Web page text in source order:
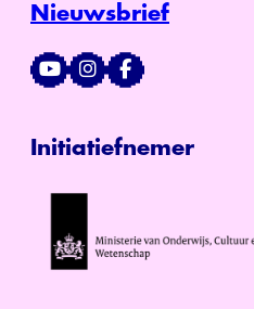
Nieuwsbrief
Initiatiefnemer